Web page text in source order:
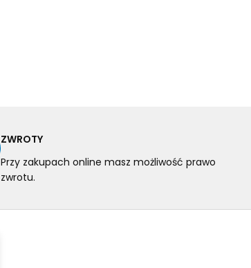
ZWROTY
Przy zakupach online masz możliwość prawo
zwrotu.